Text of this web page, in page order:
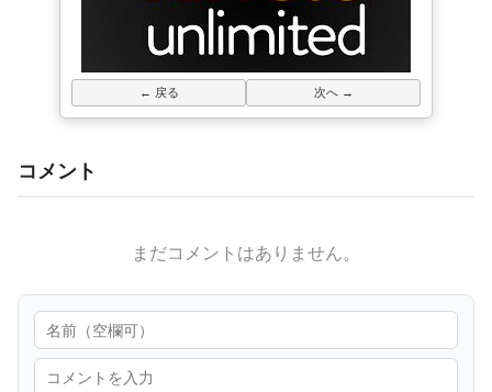
← 戻る 次へ →
コメント
まだコメントはありません。